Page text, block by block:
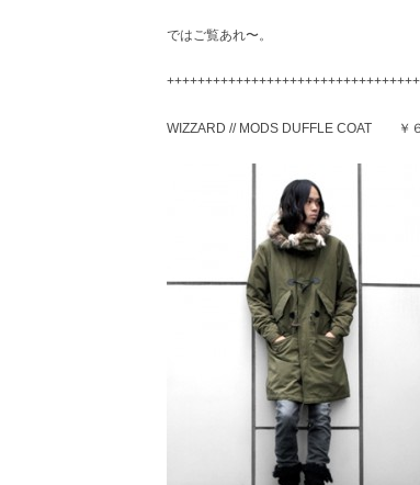
ではご覧あれ〜。
WIZZARD // MODS DUFFLE COAT ￥